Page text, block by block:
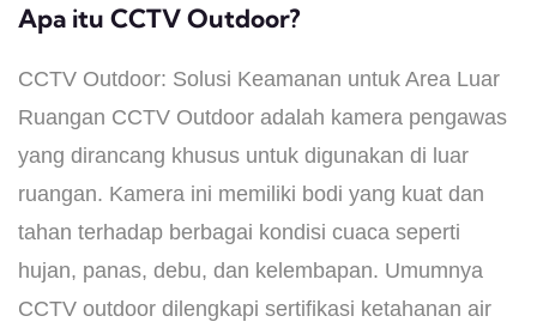
Apa itu CCTV Outdoor?
CCTV Outdoor: Solusi Keamanan untuk Area Luar
Ruangan CCTV Outdoor adalah kamera pengawas
yang dirancang khusus untuk digunakan di luar
ruangan. Kamera ini memiliki bodi yang kuat dan
tahan terhadap berbagai kondisi cuaca seperti
hujan, panas, debu, dan kelembapan. Umumnya
CCTV outdoor dilengkapi sertifikasi ketahanan air